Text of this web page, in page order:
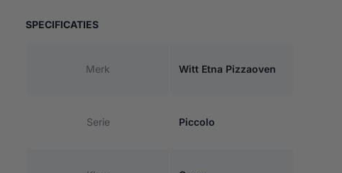
SPECIFICATIESVAN WITT PICCOLO ROTANTE PIZZAOVEN – GREEN
Merk Witt Etna Pizzaoven
Serie Piccolo